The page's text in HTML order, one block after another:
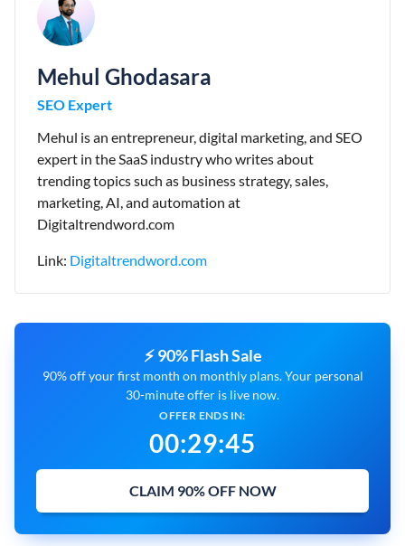
Mehul Ghodasara
SEO Expert
Mehul is an entrepreneur, digital marketing, and SEO
expert in the SaaS industry who writes about
trending topics such as business strategy, sales,
marketing, AI, and automation at
Digitaltrendword.com
Link: Digitaltrendword.com
⚡ 90% Flash Sale
90% off your first month on monthly plans. Your personal
30-minute offer is live now.
OFFER ENDS IN:
00:29:43
CLAIM 90% OFF NOW